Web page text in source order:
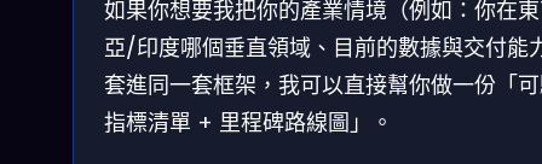
如果你想要我把你的產業情境（例如：你在
亞/印度哪個垂直領域、目前的數據與交付能
套進同一套框架，我可以直接幫你做一份「
指標清單 + 里程碑路線圖」。